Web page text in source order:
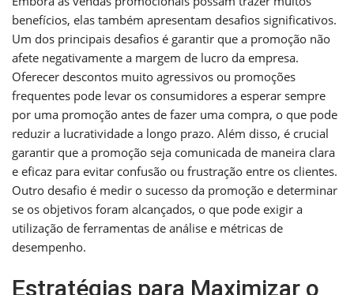
benefícios, elas também apresentam desafios significativos.
Um dos principais desafios é garantir que a promoção não
afete negativamente a margem de lucro da empresa.
Oferecer descontos muito agressivos ou promoções
frequentes pode levar os consumidores a esperar sempre
por uma promoção antes de fazer uma compra, o que pode
reduzir a lucratividade a longo prazo. Além disso, é crucial
garantir que a promoção seja comunicada de maneira clara
e eficaz para evitar confusão ou frustração entre os clientes.
Outro desafio é medir o sucesso da promoção e determinar
se os objetivos foram alcançados, o que pode exigir a
utilização de ferramentas de análise e métricas de
desempenho.
Estratégias para Maximizar o